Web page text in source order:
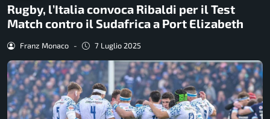
Rugby, l’Italia convoca Ribaldi per il Test
Match contro il Sudafrica a Port Elizabeth
Franz Monaco - 7 Luglio 2025